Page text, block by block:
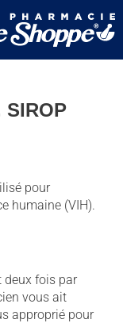
SIROP
pour
humaine (VIH).
deux fois par
vous ait
approprié pour